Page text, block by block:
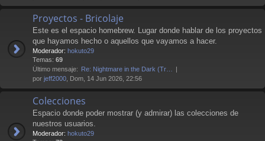
Proyectos - Bricolaje
Este es el espacio homebrew. Lugar donde hablar de los proyectos
que hayamos hecho o aquellos que vayamos a hacer.
Moderador: hokuto29
Temas: 69
Último mensaje: Re: Nightmare in the Dark (Tr…
por jeff2000 , Dom, 14 Jun 2026, 22:56
Colecciones
Espacio donde poder mostrar (y admirar) las colecciones de
nuestros usuarios.
Moderador: hokuto29